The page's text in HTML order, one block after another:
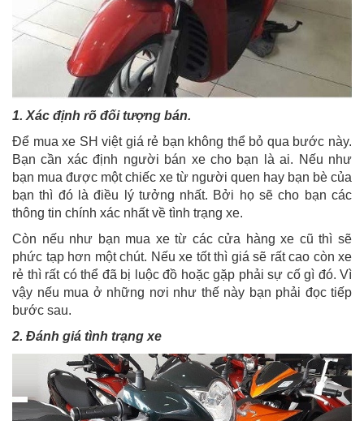
1. Xác định rõ đối tượng bán.
Để mua xe SH việt giá rẻ bạn không thể bỏ qua bước này.
Bạn cần xác định người bán xe cho bạn là ai. Nếu như
bạn mua được một chiếc xe từ người quen hay bạn bè của
bạn thì đó là điều lý tưởng nhất. Bởi họ sẽ cho bạn các
thông tin chính xác nhất về tình trạng xe.
Còn nếu như bạn mua xe từ các cửa hàng xe cũ thì sẽ
phức tạp hơn một chút. Nếu xe tốt thì giá sẽ rất cao còn xe
rẻ thì rất có thể đã bị luộc đồ hoặc gặp phải sự cố gì đó. Vì
vậy nếu mua ở những nơi như thế này bạn phải đọc tiếp
bước sau.
2. Đánh giá tình trạng xe